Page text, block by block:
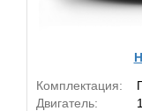
Комплектация:
Двигатель: